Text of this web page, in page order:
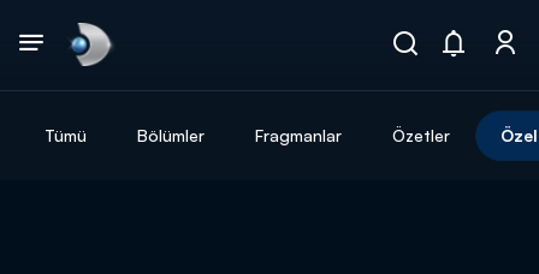
Tümü Bölümler Fragmanlar Özetler